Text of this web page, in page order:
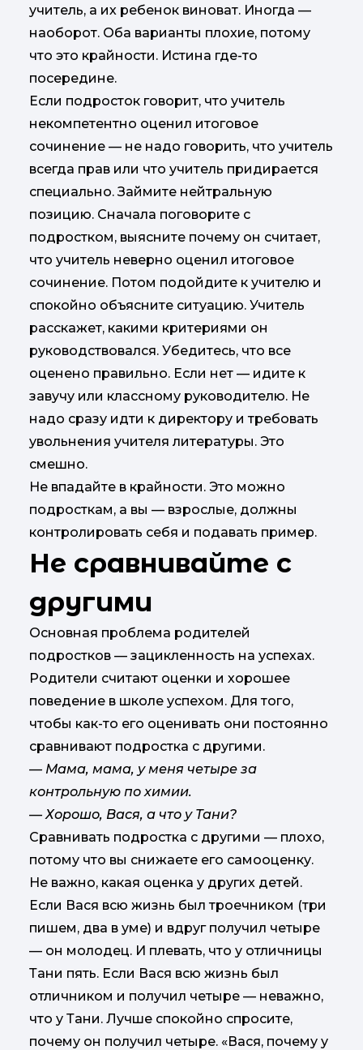
учитель, а их ребенок виноват. Иногда —
наоборот. Оба варианты плохие, потому
что это крайности. Истина где-то
посередине.
Если подросток говорит, что учитель
некомпетентно оценил итоговое
сочинение — не надо говорить, что учитель
всегда прав или что учитель придирается
специально. Займите нейтральную
позицию. Сначала поговорите с
подростком, выясните почему он считает,
что учитель неверно оценил итоговое
сочинение. Потом подойдите к учителю и
спокойно объясните ситуацию. Учитель
расскажет, какими критериями он
руководствовался. Убедитесь, что все
оценено правильно. Если нет — идите к
завучу или классному руководителю. Не
надо сразу идти к директору и требовать
увольнения учителя литературы. Это
смешно.
Не впадайте в крайности. Это можно
подросткам, а вы — взрослые, должны
контролировать себя и подавать пример.
Не сравнивайте с
другими
Основная проблема родителей
подростков — зацикленность на успехах.
Родители считают оценки и хорошее
поведение в школе успехом. Для того,
чтобы как-то его оценивать они постоянно
сравнивают подростка с другими.
— Мама, мама, у меня четыре за
контрольную по химии.
— Хорошо, Вася, а что у Тани?
Сравнивать подростка с другими — плохо,
потому что вы снижаете его самооценку.
Не важно, какая оценка у других детей.
Если Вася всю жизнь был троечником (три
пишем, два в уме) и вдруг получил четыре
— он молодец. И плевать, что у отличницы
Тани пять. Если Вася всю жизнь был
отличником и получил четыре — неважно,
что у Тани. Лучше спокойно спросите,
почему он получил четыре. «Вася, почему у